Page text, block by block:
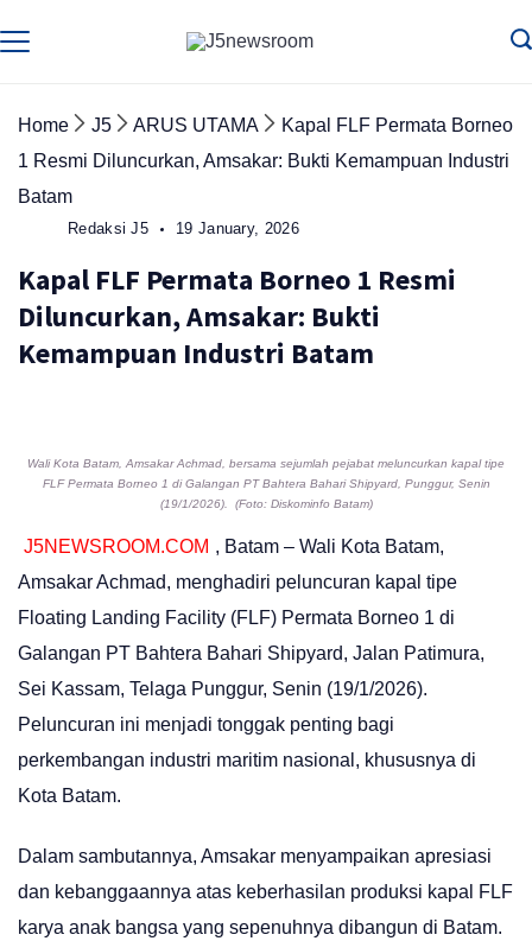
to
Home J5 ARUS UTAMA
Kapal FLF Permata Borneo
1 Resmi Diluncurkan, Amsakar: Bukti Kemampuan Industri
Batam
Redaksi J5 19 January, 2026
Kapal FLF Permata Borneo 1 Resmi
Diluncurkan, Amsakar: Bukti
Kemampuan Industri Batam
Wali Kota Batam, Amsakar Achmad, bersama sejumlah pejabat meluncurkan kapal tipe
FLF Permata Borneo 1 di Galangan PT Bahtera Bahari Shipyard, Punggur, Senin
(19/1/2026). (Foto: Diskominfo Batam)
J5NEWSROOM.COM , Batam – Wali Kota Batam,
Amsakar Achmad, menghadiri peluncuran kapal tipe
Floating Landing Facility (FLF) Permata Borneo 1 di
Galangan PT Bahtera Bahari Shipyard, Jalan Patimura,
Sei Kassam, Telaga Punggur, Senin (19/1/2026).
Peluncuran ini menjadi tonggak penting bagi
perkembangan industri maritim nasional, khususnya di
Kota Batam.
Dalam sambutannya, Amsakar menyampaikan apresiasi
dan kebanggaannya atas keberhasilan produksi kapal FLF
karya anak bangsa yang sepenuhnya dibangun di Batam.